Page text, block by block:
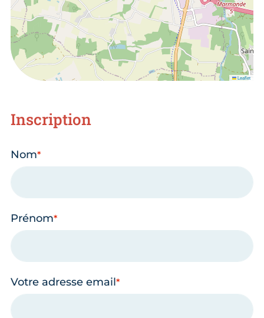
Leaflet
Inscription
Nom
Prénom
Votre adresse email